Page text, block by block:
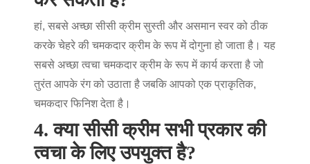
हां, सबसे अच्छा सीसी क्रीम सुस्ती और असमान स्वर को ठीक
करके चेहरे की चमकदार क्रीम के रूप में दोगुना हो जाता है। यह
सबसे अच्छा त्वचा चमकदार क्रीम के रूप में कार्य करता है जो
तुरंत आपके रंग को उठाता है जबकि आपको एक प्राकृतिक,
चमकदार फिनिश देता है।
4. क्या सीसी क्रीम सभी प्रकार की
त्वचा के लिए उपयुक्त है?